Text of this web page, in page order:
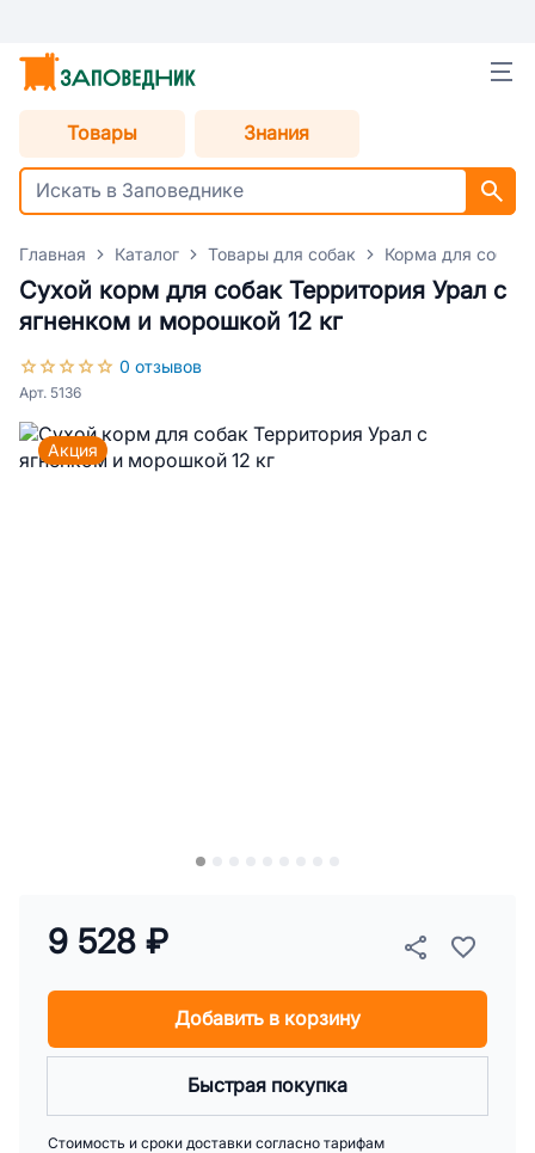
Товары Знания
Главная Каталог Товары для собак Корма для собак
Сухой корм для собак Территория Урал с
ягненком и морошкой 12 кг
0 отзывов
Арт. 5136
Акция
9 528 ₽
Добавить в корзину
Быстрая покупка
Стоимость и сроки доставки согласно тарифам